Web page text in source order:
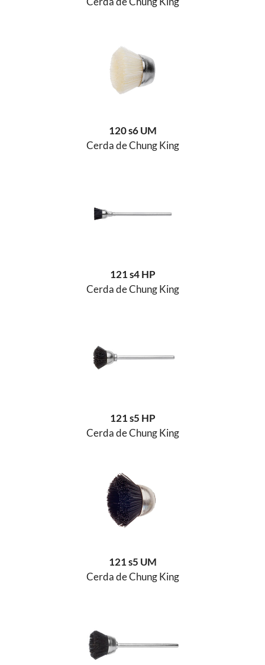
120 s6 UM
Cerda de Chung King
121 s4 HP
Cerda de Chung King
121 s5 HP
Cerda de Chung King
121 s5 UM
Cerda de Chung King